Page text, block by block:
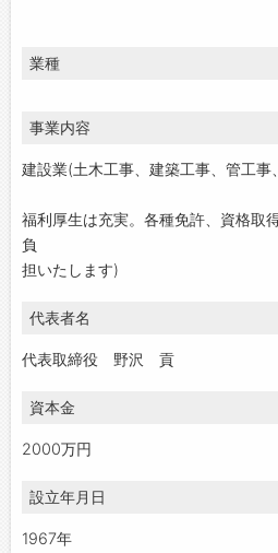
業種
事業内容
建設業(土木工事、建築工事、管工事
福利厚生は充実。各種免許、資格取
負
担いたします)
代表者名
代表取締役 野沢 貢
資本金
2000万円
設立年月日
1967年